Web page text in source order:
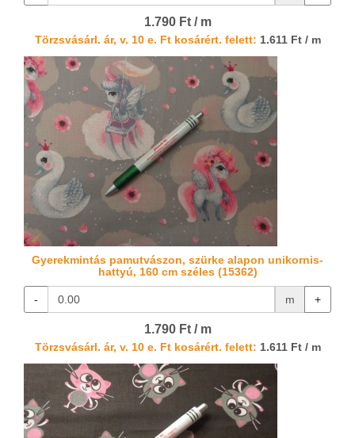
1.790 Ft / m
Törzsvásárl. ár, v. 10 e. Ft kosárért. felett: 1.611 Ft / m
Gyerekmintás pamutvászon, szürke alapon unikornis-
hattyú, 160 cm széles (15362)
- m +
1.790 Ft / m
Törzsvásárl. ár, v. 10 e. Ft kosárért. felett: 1.611 Ft / m